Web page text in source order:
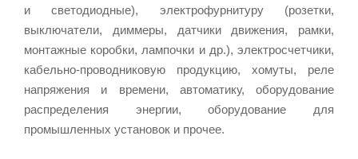
и светодиодные), электрофурнитуру (розетки,
выключатели, диммеры, датчики движения, рамки,
монтажные коробки, лампочки и др.), электросчетчики,
кабельно-проводниковую продукцию, хомуты, реле
напряжения и времени, автоматику, оборудование
распределения энергии, оборудование для
промышленных установок и прочее.